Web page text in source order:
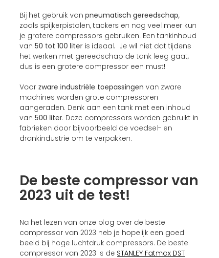
Bij het gebruik van pneumatisch gereedschap,
zoals spijkerpistolen, tackers en nog veel meer kun
je grotere compressors gebruiken. Een tankinhoud
van 50 tot 100 liter is ideaal. Je wil niet dat tijdens
het werken met gereedschap de tank leeg gaat,
dus is een grotere compressor een must!
Voor zware industriële toepassingen van zware
machines worden grote compressoren
aangeraden. Denk aan een tank met een inhoud
van 500 liter. Deze compressors worden gebruikt in
fabrieken door bijvoorbeeld de voedsel- en
drankindustrie om te verpakken.
De beste compressor van
2023 uit de test!
Na het lezen van onze blog over de beste
compressor van 2023 heb je hopelijk een goed
beeld bij hoge luchtdruk compressors. De beste
compressor van 2023 is de STANLEY Fatmax DST